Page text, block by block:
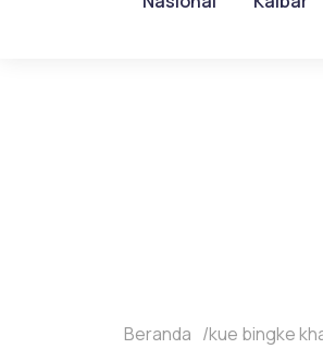
Beranda kue bingke